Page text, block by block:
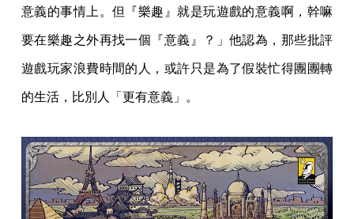
意義的事情上。但『樂趣』就是玩遊戲的意義啊，幹嘛
要在樂趣之外再找一個『意義』？」他認為，那些批評
遊戲玩家浪費時間的人，或許只是為了假裝忙得團團轉
的生活，比別人「更有意義」。